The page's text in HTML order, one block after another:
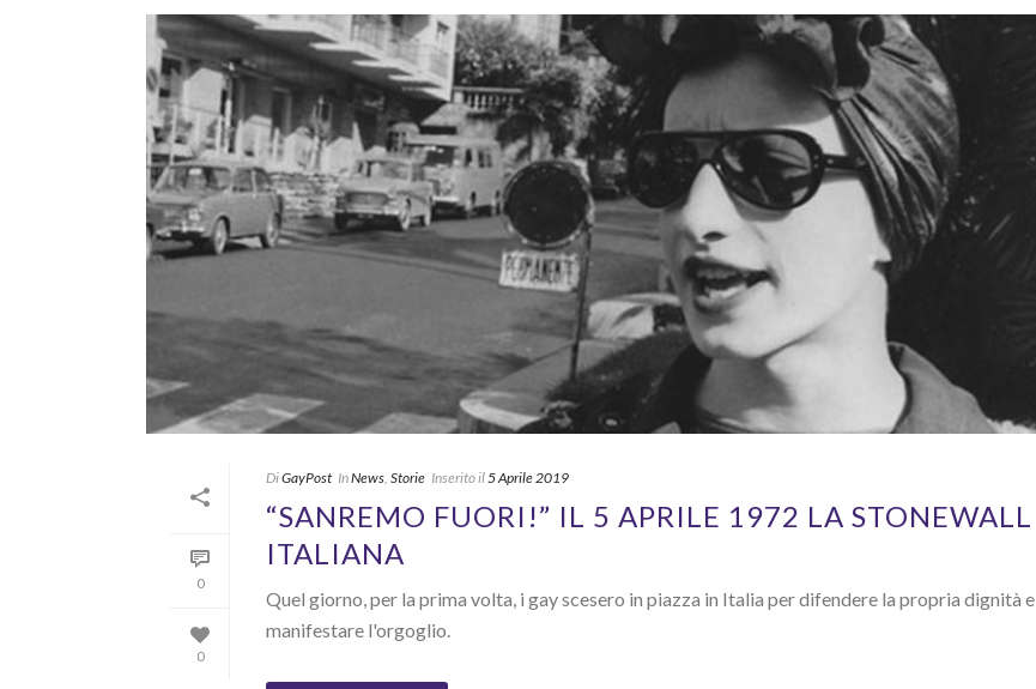
0
0
DiGayPost InNews, Storie Inserito il5 Aprile 2019
“SANREMO FUORI!” IL 5 APRILE 1972 LA STONEWALL
ITALIANA
Quel giorno, per la prima volta, i gay scesero in piazza in Italia per difendere la propria dignità e
manifestare l'orgoglio.